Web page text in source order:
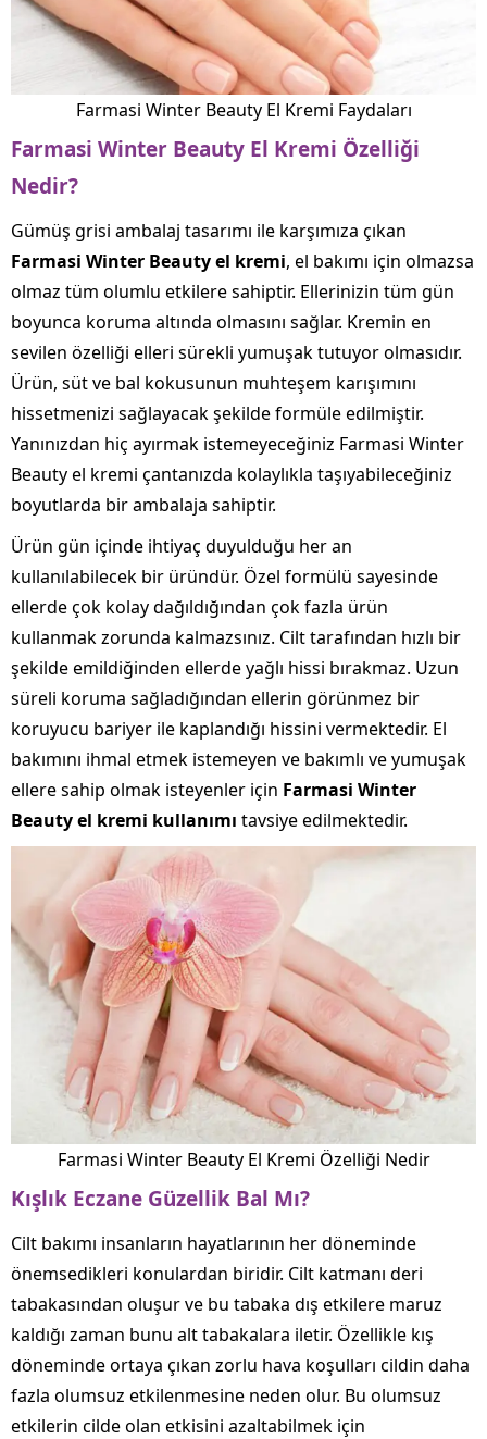
Farmasi Winter Beauty El Kremi Faydaları
Farmasi Winter Beauty El Kremi Özelliği
Nedir?
Gümüş grisi ambalaj tasarımı ile karşımıza çıkan
Farmasi Winter Beauty el kremi, el bakımı için olmazsa
olmaz tüm olumlu etkilere sahiptir. Ellerinizin tüm gün
boyunca koruma altında olmasını sağlar. Kremin en
sevilen özelliği elleri sürekli yumuşak tutuyor olmasıdır.
Ürün, süt ve bal kokusunun muhteşem karışımını
hissetmenizi sağlayacak şekilde formüle edilmiştir.
Yanınızdan hiç ayırmak istemeyeceğiniz Farmasi Winter
Beauty el kremi çantanızda kolaylıkla taşıyabileceğiniz
boyutlarda bir ambalaja sahiptir.
Ürün gün içinde ihtiyaç duyulduğu her an
kullanılabilecek bir üründür. Özel formülü sayesinde
ellerde çok kolay dağıldığından çok fazla ürün
kullanmak zorunda kalmazsınız. Cilt tarafından hızlı bir
şekilde emildiğinden ellerde yağlı hissi bırakmaz. Uzun
süreli koruma sağladığından ellerin görünmez bir
koruyucu bariyer ile kaplandığı hissini vermektedir. El
bakımını ihmal etmek istemeyen ve bakımlı ve yumuşak
ellere sahip olmak isteyenler için Farmasi Winter
Beauty el kremi kullanımı tavsiye edilmektedir.
Farmasi Winter Beauty El Kremi Özelliği Nedir
Kışlık Eczane Güzellik Bal Mı?
Cilt bakımı insanların hayatlarının her döneminde
önemsedikleri konulardan biridir. Cilt katmanı deri
tabakasından oluşur ve bu tabaka dış etkilere maruz
kaldığı zaman bunu alt tabakalara iletir. Özellikle kış
döneminde ortaya çıkan zorlu hava koşulları cildin daha
fazla olumsuz etkilenmesine neden olur. Bu olumsuz
etkilerin cilde olan etkisini azaltabilmek için